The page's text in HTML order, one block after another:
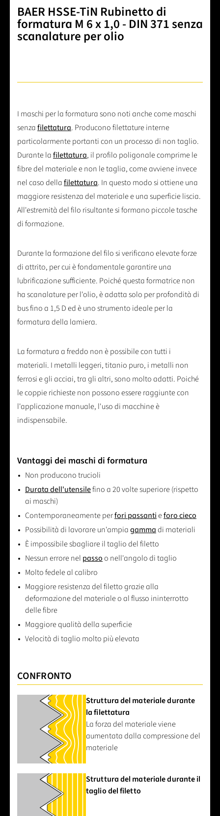
BAER HSSE-TiN Rubinetto di
formatura M 6 x 1,0 - DIN 371 senza
scanalature per olio
I maschi per la formatura sono noti anche come maschi
senzafilettatura. Producono filettature interne
particolarmente portanti con un processo di non taglio.
Durante lafilettatura, il profilo poligonale comprime le
fibre del materiale e non le taglia, come avviene invece
nel caso dellafilettatura. In questo modo si ottiene una
maggiore resistenza del materiale e una superficie liscia.
All'estremità del filo risultante si formano piccole tasche
di formazione.
Durante la formazione del filo si verificano elevate forze
di attrito, per cui è fondamentale garantire una
lubrificazione sufficiente. Poiché questa formatrice non
ha scanalature per l'olio, è adatta solo per profondità di
bus fino a 1,5 D ed è uno strumento ideale per la
formatura della lamiera.
La formatura a freddo non è possibile con tutti i
materiali. I metalli leggeri, titanio puro, i metalli non
ferrosi e gli acciai, tra gli altri, sono molto adatti. Poiché
le coppie richieste non possono essere raggiunte con
l'applicazione manuale, l'uso di macchine è
indispensabile.
Vantaggi dei maschi di formatura
Non producono trucioli
Durata dell'utensilefino a 20 volte superiore (rispetto
ai maschi)
Contemporaneamente perfori passantieforo cieco
Possibilità di lavorare un'ampiagammadi materiali
È impossibile sbagliare il taglio del filetto
Nessun errore nel passoo nell'angolo di taglio
Molto fedele al calibro
Maggiore resistenza del filetto grazie alla
deformazione del materiale o al flusso ininterrotto
delle fibre
Maggiore qualità della superficie
Velocità di taglio molto più elevata
CONFRONTO
Struttura del materiale durante
la filettatura
La forza del materiale viene
aumentata dalla compressione del
materiale
Struttura del materiale durante il
taglio del filetto